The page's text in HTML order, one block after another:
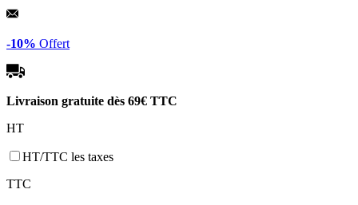
Panneau de gestion des cookies
-10% Offert
Livraison gratuite dès 69€ TTC
HT
HT/TTC les taxes
TTC